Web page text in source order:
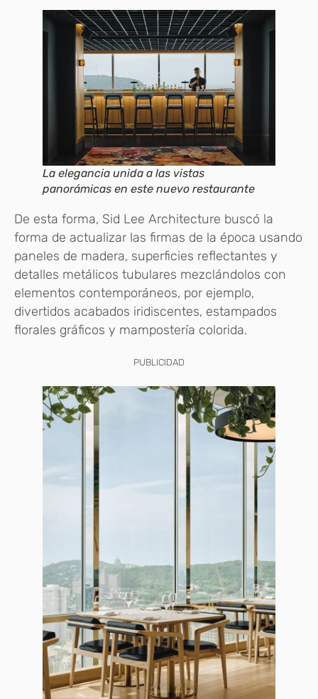
La elegancia unida a las vistas
panorámicas en este nuevo restaurante
De esta forma, Sid Lee Architecture buscó la
forma de actualizar las firmas de la época usando
paneles de madera, superficies reflectantes y
detalles metálicos tubulares mezclándolos con
elementos contemporáneos, por ejemplo,
divertidos acabados iridiscentes, estampados
florales gráficos y mampostería colorida.
PUBLICIDAD